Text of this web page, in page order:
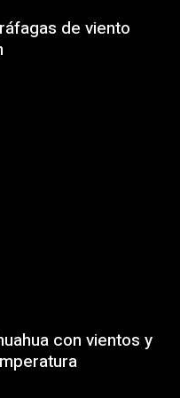
de viento
con vientos y